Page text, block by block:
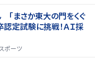
「まさか東大の門をくぐ
定試験に挑戦！ＡＩ採
ポーツ